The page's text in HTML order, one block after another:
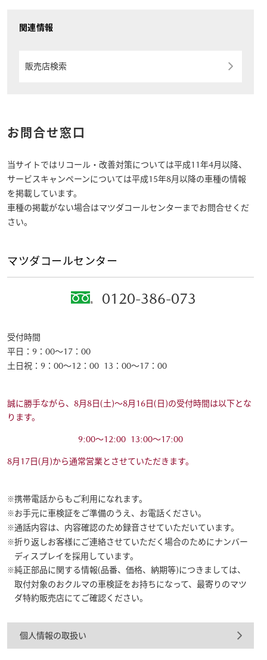
関連情報
販売店検索
お問合せ窓口
当サイトではリコール・改善対策については平成11年4月以降、
サービスキャンペーンについては平成15年8月以降の車種の情報
を掲載しています。
車種の掲載がない場合はマツダコールセンターまでお問合せくだ
さい。
マツダコールセンター
0120-386-073
受付時間
平日：9：00～17：00
土日祝：9：00～12：00 13：00～17：00
誠に勝手ながら、8月8日(土)～8月16日(日)の受付時間は以下とな
ります。
9:00～12:00 13:00～17:00
8月17日(月)から通常営業とさせていただきます。
携帯電話からもご利用になれます。
お手元に車検証をご準備のうえ、お電話ください。
通話内容は、内容確認のため録音させていただいています。
折り返しお客様にご連絡させていただく場合のためにナンバー
ディスプレイを採用しています。
純正部品に関する情報(品番、価格、納期等)につきましては、
取付対象のおクルマの車検証をお持ちになって、最寄りのマツ
ダ特約販売店にてご確認ください。
個人情報の取扱い